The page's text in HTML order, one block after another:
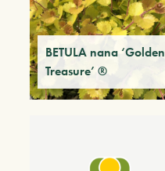
BETULA nana ‘Golden
Treasure’ ®